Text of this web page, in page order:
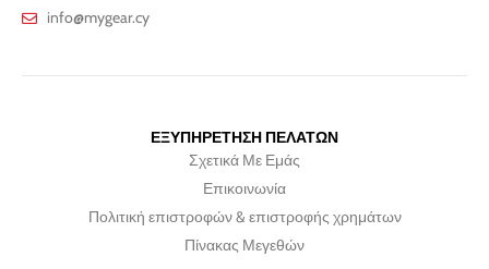
info@mygear.cy
ΕΞΥΠΗΡΕΤΗΣΗ ΠΕΛΑΤΩΝ
Σχετικά Με Εμάς
Επικοινωνία
Πολιτική επιστροφών & επιστροφής χρημάτων
Πίνακας Μεγεθών